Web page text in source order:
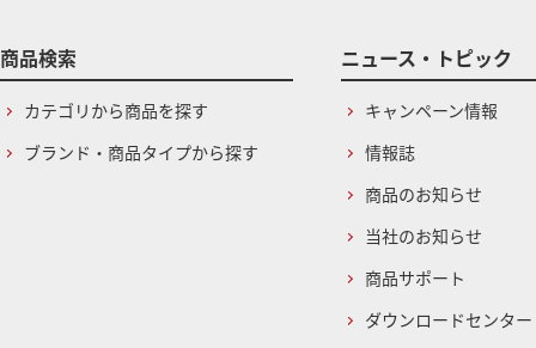
商品検索
カテゴリから商品を探す
ブランド・商品タイプから探す
ニュース・トピック
キャンペーン情報
情報誌
商品のお知らせ
当社のお知らせ
商品サポート
ダウンロードセンター